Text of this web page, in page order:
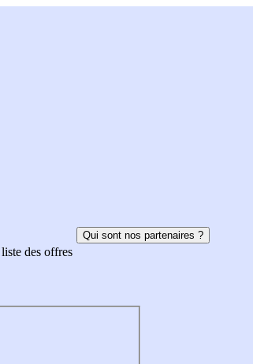
des offres
Qui sont nos partenaires ?